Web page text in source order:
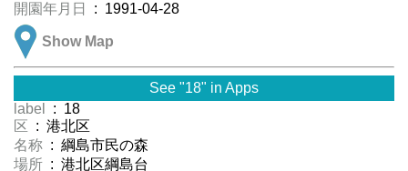
開園年月日
: 1991-04-28
Show Map
See "18" in Apps
label
: 18
区 : 港北区
名称 : 綱島市民の森
場所 : 港北区綱島台